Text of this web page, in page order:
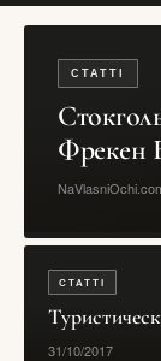
СТАТТІ
Фрекен
СТАТТІ
31/10/2017